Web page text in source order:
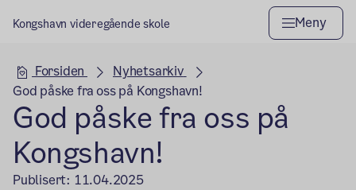
Kongshavn videregående skole Meny
Hovedseksjon
Forsiden
Nyhetsarkiv
God påske fra oss på Kongshavn!
God påske fra oss på
Kongshavn!
Publisert: 11.04.2025